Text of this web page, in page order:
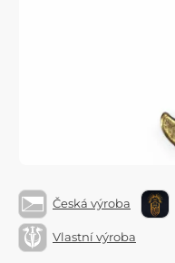
Česká výroba
Vlastní výroba